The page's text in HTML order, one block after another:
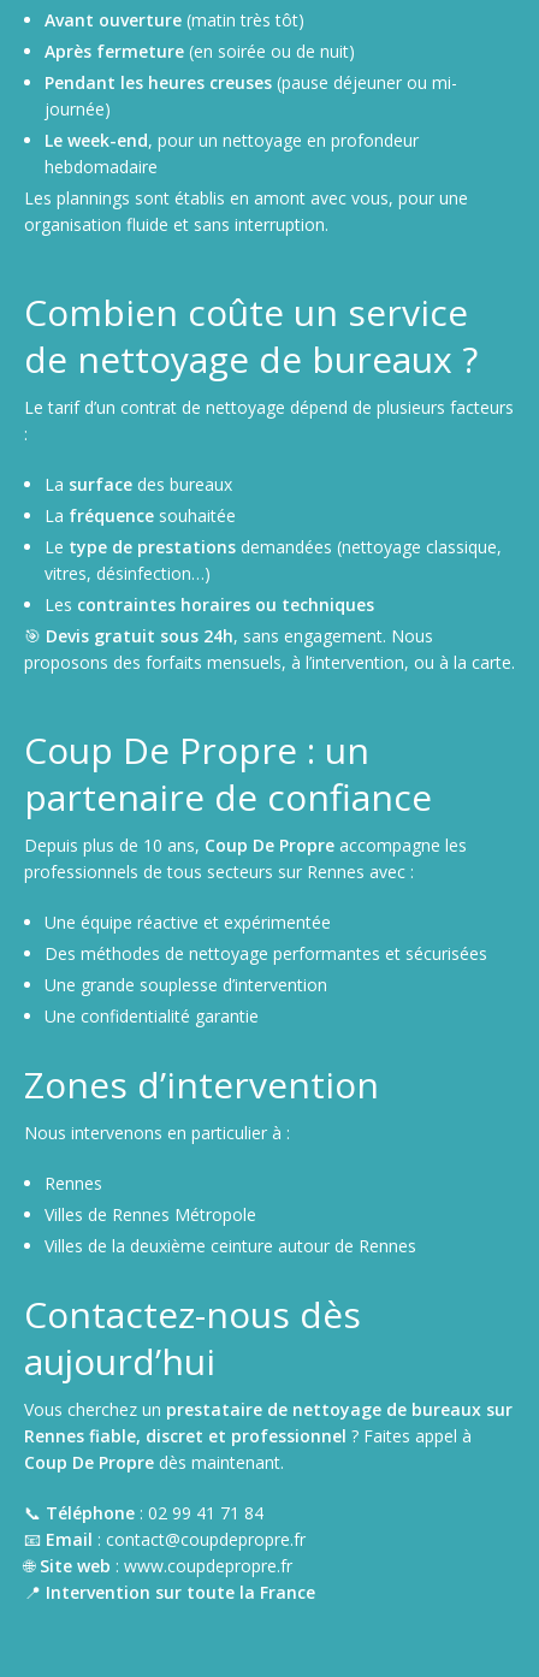
Avant ouverture(matin très tôt)
Après fermeture(en soirée ou de nuit)
Pendant les heures creuses(pause déjeuner ou mi-
journée)
Le week-end, pour un nettoyage en profondeur
hebdomadaire
Les plannings sont établis en amont avec vous, pour une
organisation fluide et sans interruption.
Combien coûte un service
de nettoyage de bureaux ?
Le tarif d’un contrat de nettoyage dépend de plusieurs facteurs
:
La surfacedes bureaux
La fréquencesouhaitée
Le type de prestationsdemandées (nettoyage classique,
vitres, désinfection…)
Les contraintes horaires ou techniques
🎯 Devis gratuit sous 24h, sans engagement. Nous
proposons des forfaits mensuels, à l’intervention, ou à la carte.
Coup De Propre : un
partenaire de confiance
Depuis plus de 10 ans, Coup De Propre accompagne les
professionnels de tous secteurs sur Rennes avec :
Une équipe réactive et expérimentée
Des méthodes de nettoyage performantes et sécurisées
Une grande souplesse d’intervention
Une confidentialité garantie
Zones d’intervention
Nous intervenons en particulier à :
Rennes
Villes de Rennes Métropole
Villes de la deuxième ceinture autour de Rennes
Contactez-nous dès
aujourd’hui
Vous cherchez un prestataire de nettoyage de bureaux sur
Rennes fiable, discret et professionnel ? Faites appel à
Coup De Propre dès maintenant.
📞 Téléphone : 02 99 41 71 84
📧 Email : contact@coupdepropre.fr
🌐 Site web : www.coupdepropre.fr
📍 Intervention sur toute la France